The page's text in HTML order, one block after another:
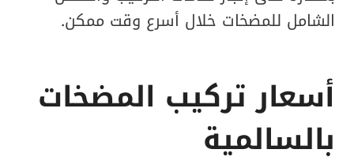
الشامل للمضخات خلال أسرع وقت ممكن.
أسعار تركيب المضخات
بالسالمية